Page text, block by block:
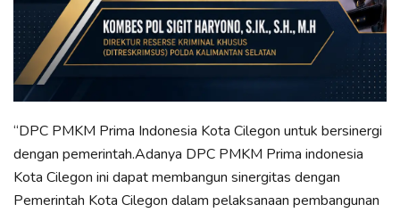
“DPC PMKM Prima Indonesia Kota Cilegon untuk bersinergi
dengan pemerintah.Adanya DPC PMKM Prima indonesia
Kota Cilegon ini dapat membangun sinergitas dengan
Pemerintah Kota Cilegon dalam pelaksanaan pembangunan